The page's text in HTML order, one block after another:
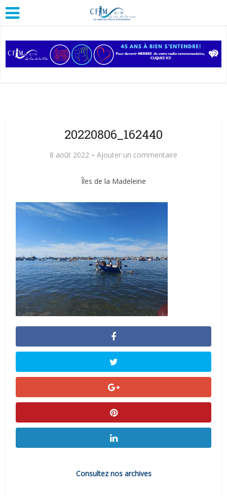
20220806_162440
8 août 2022 Ajouter un commentaire
Îles de la Madeleine
Consultez nos archives